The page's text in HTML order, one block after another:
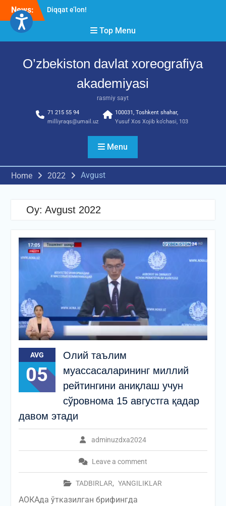
Skip
content
News:
Diqqat e’lon!
2026” tadbiri bo‘lib o‘tdi
RESPUBLIKA ILMIY-
Top Menu
O’zbekiston davlat xoreografiya
akademiyasi
rasmiy sayt
71 215 55 94
milliyraqs@umail.uz
100031, Toshkent shahar,
Yusuf Xos Xojib ko‘chasi, 103
Menu
Home 2022 Avgust
Oy: Avgust 2022
AVG
05
Олий таълим
муассасаларининг миллий
рейтингини аниқлаш учун
сўровнома 15 августга қадар
давом этади
adminuzdxa2024
Leave a comment
TADBIRLAR, YANGILIKLAR
АОКАда ўтказилган брифингда